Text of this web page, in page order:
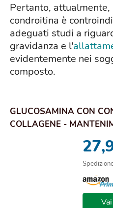
Pertanto,
condroitina è
adeguati studi a
gravidanza e l'
evidentemente nei
composto.
GLUCOSAMINA CON
COLLAGENE -